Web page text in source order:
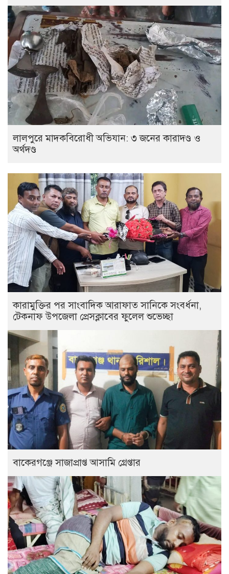
লালপুরে মাদকবিরোধী অভিযান: ৩ জনের কারাদণ্ড ও
অর্থদণ্ড
কারামুক্তির পর সাংবাদিক আরাফাত সানিকে সংবর্ধনা,
টেকনাফ উপজেলা প্রেসক্লাবের ফুলেল শুভেচ্ছা
বাকেরগঞ্জে সাজাপ্রাপ্ত আসামি গ্রেপ্তার